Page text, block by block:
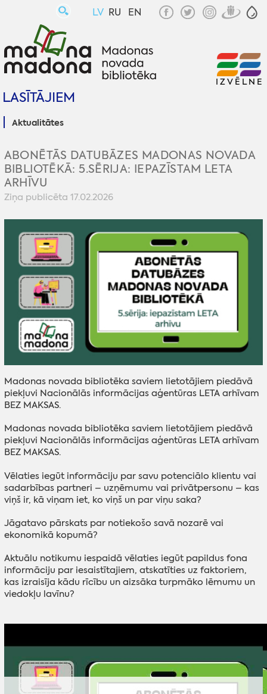
LV RU EN
LASĪTĀJIEM
Aktualitātes
IZVĒLNE
ABONĒTĀS DATUBĀZES MADONAS NOVADA
BIBLIOTĒKĀ: 5.SĒRIJA: IEPAZĪSTAM LETA
ARHĪVU
Ziņa publicēta 17.02.2026
Madonas novada bibliotēka saviem lietotājiem piedāvā
piekļuvi Nacionālās informācijas aģentūras LETA arhīvam
BEZ MAKSAS.
Madonas novada bibliotēka saviem lietotājiem piedāvā
piekļuvi Nacionālās informācijas aģentūras LETA arhīvam
BEZ MAKSAS.
Vēlaties iegūt informāciju par savu potenciālo klientu vai
sadarbības partneri – uzņēmumu vai privātpersonu – kas
viņš ir, kā viņam iet, ko viņš un par viņu saka?
Jāgatavo pārskats par notiekošo savā nozarē vai
ekonomikā kopumā?
Aktuālu notikumu iespaidā vēlaties iegūt papildus fona
informāciju par iesaistītajiem, atskatīties uz faktoriem,
kas izraisīja kādu rīcību un aizsāka turpmāko lēmumu un
viedokļu lavīnu?